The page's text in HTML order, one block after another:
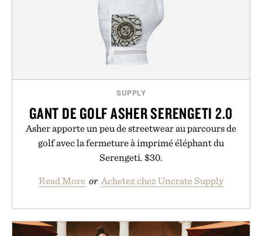
SUPPLY
GANT DE GOLF ASHER SERENGETI 2.0
Asher apporte un peu de streetwear au parcours de
golf avec la fermeture à imprimé éléphant du
Serengeti. $30.
Read More or Achetez chez Uncrate Supply